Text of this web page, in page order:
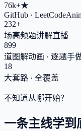
76k+★
GitHub ·
232+
场高频题讲解直播
899
道图解动画 · 逐题手
18
大套路 · 全覆盖
不知道从哪开始？
一条主线学到